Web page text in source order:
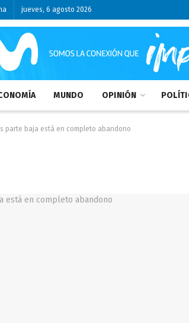
jueves, 6 agosto 2026
MUNDO OPINIÓN
parte baja está en completo abandono